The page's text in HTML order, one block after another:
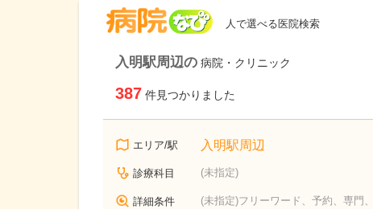
人で選べる医院検索
入明駅周辺の 病院・クリニック
387 件見つかりました
エリア/駅 入明駅周辺
診療科目 (未指定)
詳細条件 (未指定)フリーワード、予約、専門